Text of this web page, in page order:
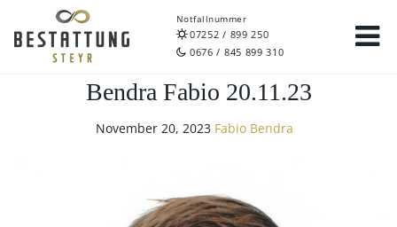
Notfallnummer
07252 / 899 250
0676 / 845 899 310
Bendra Fabio 20.11.23
November 20, 2023 Fabio Bendra